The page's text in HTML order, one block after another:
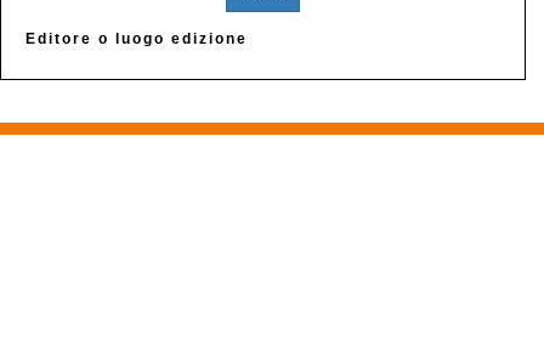
Editore o luogo edizione